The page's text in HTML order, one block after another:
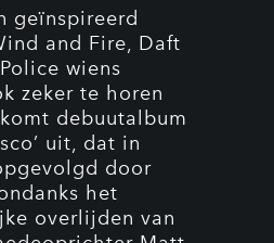
geïnspireerd
and Fire, Daft
wiens
zeker te horen
debuutalbum
uit, dat in
door
het
overlijden van